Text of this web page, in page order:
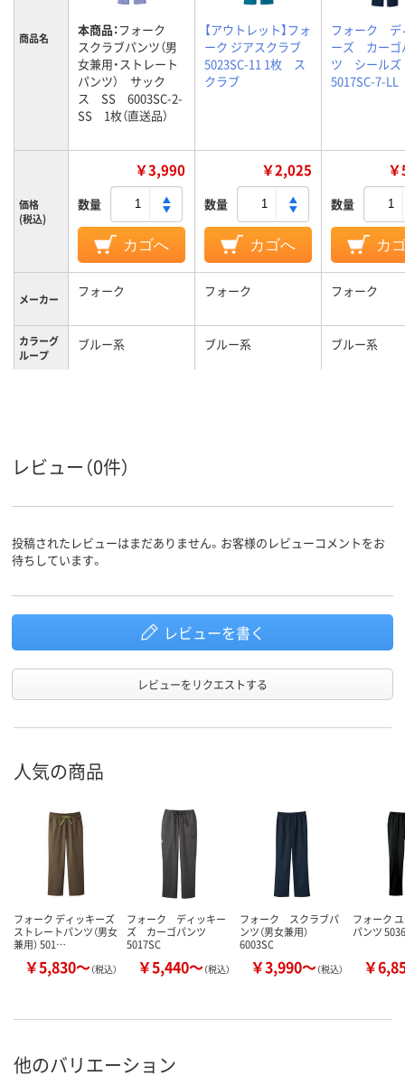
商品名 本商品：フォーク
スクラブパンツ（男
女兼用・ストレート
パンツ） サック
ス SS 6003SC-2-
SS 1枚（直送品）
【アウトレット】フォ
ーク ジアスクラブ
5023SC-11 1枚 ス
クラブ
フォーク デ
ーズ カーゴ
ツ シール
5017SC-7-
価格
(税込)
￥3,990
数量
カゴへ
￥2,025
数量
カゴへ
数量
カ
メーカー フォーク フォーク フォーク
カラーグ
ループ
ブルー系 ブルー系 ブルー系
レビュー（0件）
投稿されたレビューはまだありません。お客様のレビューコメントをお
待ちしています。
レビューを書く
レビューをリクエストする
人気の商品
フォーク ディッキーズ
ストレートパンツ（男女
兼用） 501…
￥5,830～（税込）
フォーク ディッキー
ズ カーゴパンツ
5017SC
￥5,440～（税込）
フォーク スクラブパ
ンツ（男女兼用）
6003SC
￥3,990～（税込）
フォーク
パンツ
￥
他のバリエーション